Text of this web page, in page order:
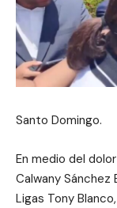
Santo Domingo.
En medio del
Calwany Sánchez
Ligas Tony